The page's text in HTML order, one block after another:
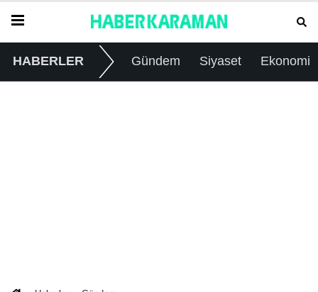
HABERLER Gündem Siyaset Ekonomi